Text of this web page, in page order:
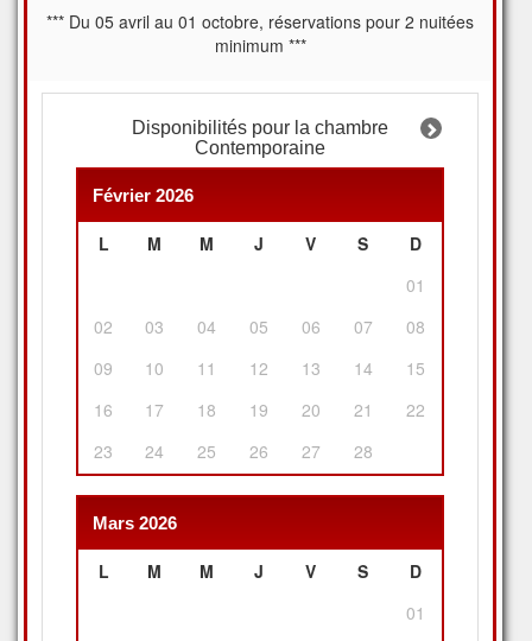
*** Du 05 avril au 01 octobre, réservations pour 2 nuitées
minimum ***
Disponibilités pour la chambre
Contemporaine
Février 2026
L M M J V S
D
01
02
03 04 05 06 07
08
09
10 11 12 13 14
15
16
17 18 19 20 21
22
23
24 25 26 27 28
Mars 2026
L M M J V S
D
01